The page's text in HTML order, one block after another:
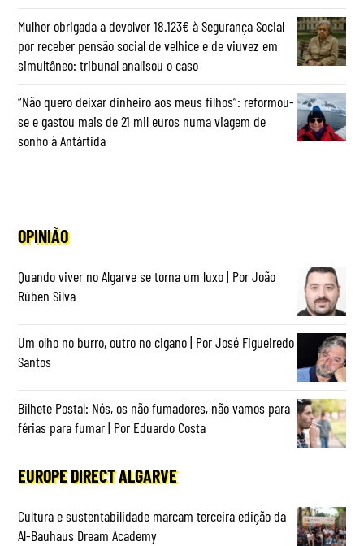
Mulher obrigada a devolver 18.123€ à Segurança Social
por receber pensão social de velhice e de viuvez em
simultâneo: tribunal analisou o caso
“Não quero deixar dinheiro aos meus filhos”: reformou-
se e gastou mais de 21 mil euros numa viagem de
sonho à Antártida
OPINIÃO
Quando viver no Algarve se torna um luxo | Por João
Rúben Silva
Um olho no burro, outro no cigano | Por José Figueiredo
Santos
Bilhete Postal: Nós, os não fumadores, não vamos para
férias para fumar | Por Eduardo Costa
EUROPE DIRECT ALGARVE
Cultura e sustentabilidade marcam terceira edição da
Al-Bauhaus Dream Academy